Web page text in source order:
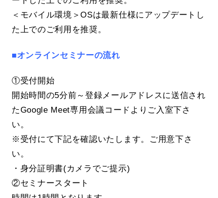
＜モバイル環境＞OSは最新仕様にアップデートし
た上でのご利用を推奨。
■オンラインセミナーの流れ
①受付開始
開始時間の5分前～登録メールアドレスに送信され
たGoogle Meet専用会議コードよりご入室下さ
い。
※受付にて下記を確認いたします。ご用意下さ
い。
・身分証明書(カメラでご提示)
②セミナースタート